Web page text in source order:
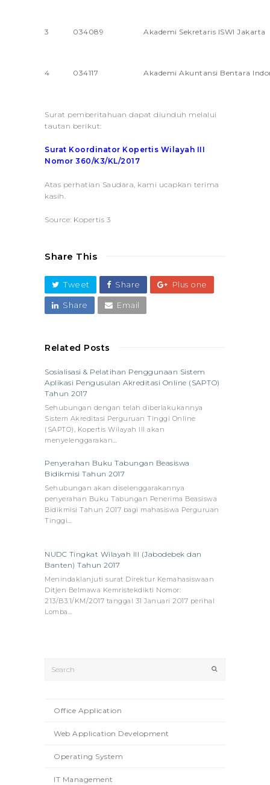
3 034089 Akademi Sekretaris ISWI Jakarta
4 034117 Akademi Akuntansi Bentara
Surat pemberitahuan dapat diunduh melalui
tautan berikut:
Surat Koordinator Kopertis Wilayah III
Nomor 360/K3/KL/2017
Atas perhatian Saudara, kami ucapkan terima
kasih.
Source: Kopertis 3
Share This
Tweet Share Plus one
Share Email
Related Posts
Sosialisasi & Pelatihan Penggunaan Sistem
Aplikasi Pengusulan Akreditasi Online (SAPTO)
Tahun 2017
Sehubungan dengan telah diberlakukannya
Sistem Akreditasi Perguruan Tinggi Online
(SAPTO), Kopertis Wilayah III akan
menyelenggarakan…
Penyerahan Buku Tabungan Beasiswa
Bidikmisi Tahun 2017
Sehubungan akan diselenggarakannya
penyerahan Buku Tabungan Penerima Beasiswa
Bidikmisi Tahun 2017 bagi mahasiswa Perguruan
Tinggi…
NUDC Tingkat Wilayah III (Jabodebek dan
Banten) Tahun 2017
Menindaklanjuti surat Direktur Kemahasiswaan
Ditjen Belmawa Kemristekdikti Nomor:
213/B3.1/KM/2017 tanggal 31 Januari 2017 perihal
Lomba…
Office Application
Web Application Development
Operating System
IT Management